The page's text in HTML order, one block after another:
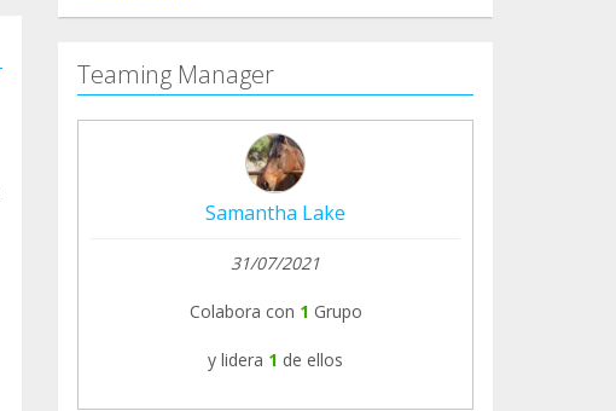
Teaming Manager
Samantha Lake
31/07/2021
Colabora con 1 Grupo
y lidera 1 de ellos